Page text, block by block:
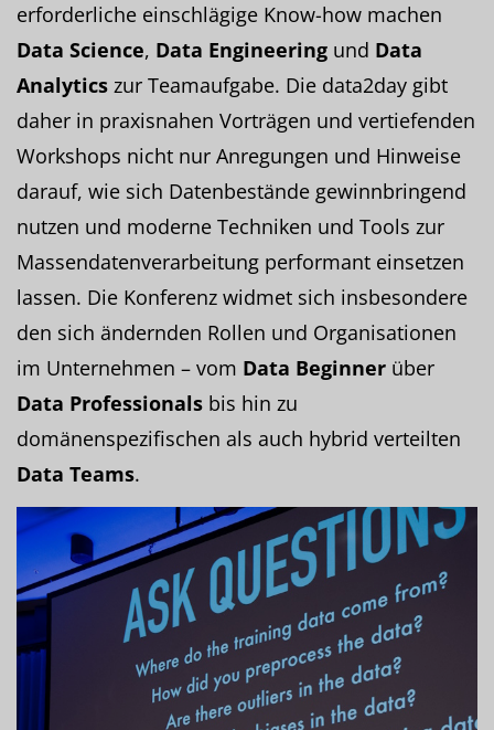
erforderliche einschlägige Know-how machen
Data Science, Data Engineering und Data
Analytics zur Teamaufgabe. Die data2day gibt
daher in praxisnahen Vorträgen und vertiefenden
Workshops nicht nur Anregungen und Hinweise
darauf, wie sich Datenbestände gewinnbringend
nutzen und moderne Techniken und Tools zur
Massendatenverarbeitung performant einsetzen
lassen. Die Konferenz widmet sich insbesondere
den sich ändernden Rollen und Organisationen
im Unternehmen – vom Data Beginner über
Data Professionals bis hin zu
domänenspezifischen als auch hybrid verteilten
Data Teams.